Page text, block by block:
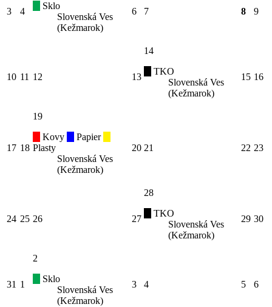
3 4
Sklo
Slovenská Ves
(Kežmarok)
6 7 8 9
10 11 12 13
14
TKO
Slovenská Ves
(Kežmarok)
15 16
17 18
19
Kovy
Papier
Plasty
Slovenská Ves
(Kežmarok)
20 21 22 23
24 25 26 27
28
TKO
Slovenská Ves
(Kežmarok)
29 30
31 1
2
Sklo
Slovenská Ves
(Kežmarok)
3 4 5 6